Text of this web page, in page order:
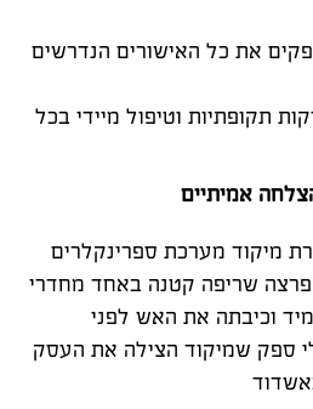
את כל האישורים הנדרשים
תקופתיות וטיפול מיידי בכל
אמיתיים
מיקוד מערכת ספרינקלרים
שריפה קטנה באחד מחדרי
וכיבתה את האש לפני
ספק שמיקוד הצילה את העסק